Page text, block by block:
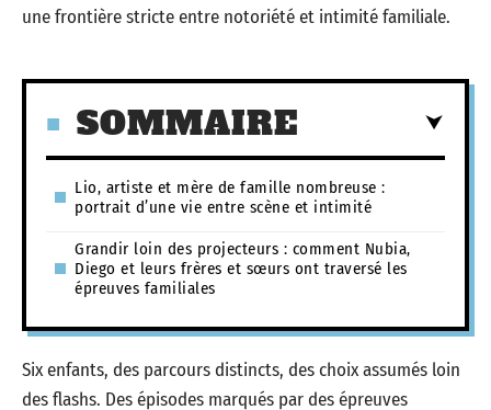
une frontière stricte entre notoriété et intimité familiale.
SOMMAIRE
Lio, artiste et mère de famille nombreuse :
portrait d’une vie entre scène et intimité
Grandir loin des projecteurs : comment Nubia,
Diego et leurs frères et sœurs ont traversé les
épreuves familiales
Six enfants, des parcours distincts, des choix assumés loin
des flashs. Des épisodes marqués par des épreuves